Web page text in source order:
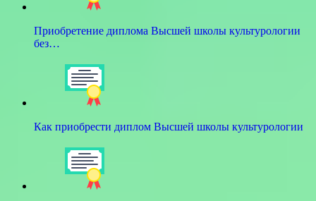
Приобретение диплома Высшей школы культурологии
без…
Как приобрести диплом Высшей школы культурологии